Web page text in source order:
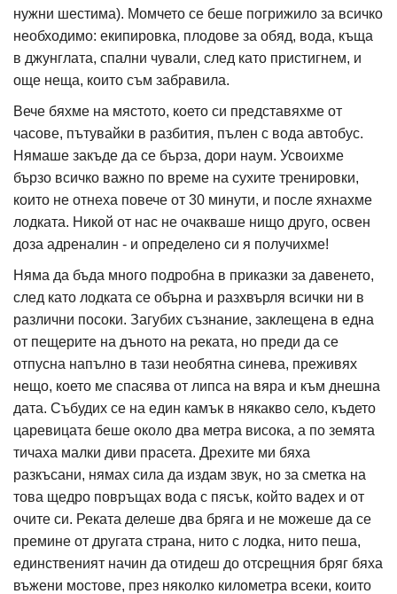
нужни шестима). Момчето се беше погрижило за всичко
необходимо: екипировка, плодове за обяд, вода, къща
в джунглата, спални чували, след като пристигнем, и
още неща, които съм забравила.
Вече бяхме на мястото, което си представяхме от
часове, пътувайки в разбития, пълен с вода автобус.
Нямаше закъде да се бърза, дори наум. Усвоихме
бързо всичко важно по време на сухите тренировки,
които не отнеха повече от 30 минути, и после яхнахме
лодката. Никой от нас не очакваше нищо друго, освен
доза адреналин - и определено си я получихме!
Няма да бъда много подробна в приказки за давенето,
след като лодката се обърна и разхвърля всички ни в
различни посоки. Загубих съзнание, заклещена в една
от пещерите на дъното на реката, но преди да се
отпусна напълно в тази необятна синева, преживях
нещо, което ме спасява от липса на вяра и към днешна
дата. Събудих се на един камък в някакво село, където
царевицата беше около два метра висока, а по земята
тичаха малки диви прасета. Дрехите ми бяха
разкъсани, нямах сила да издам звук, но за сметка на
това щедро повръщах вода с пясък, който вадех и от
очите си. Реката делеше два бряга и не можеше да се
премине от другата страна, нито с лодка, нито пеша,
единственият начин да отидеш до отсрещния бряг бяха
въжени мостове, през няколко километра всеки, които